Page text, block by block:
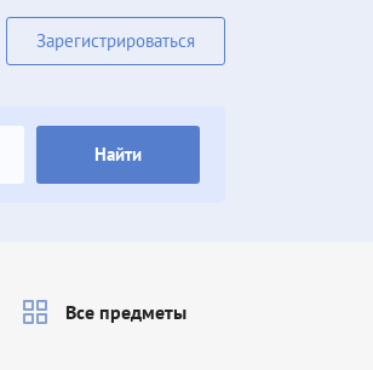
Зарегистрироваться
Найти
Все предметы